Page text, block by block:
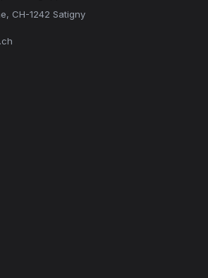
CH-1242 Satigny